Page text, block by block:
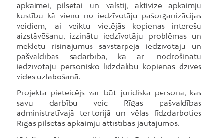
apkaimei, pilsētai un valstij, aktivizē apkaimju
kustību kā vienu no iedzīvotāju pašorganizācijas
veidiem, lai veiktu vietējās kopienas interešu
aizstāvēšanu, izzinātu iedzīvotāju problēmas un
meklētu risinājumus savstarpējā iedzīvotāju un
pašvaldības sadarbībā, kā arī nodrošinātu
iedzīvotāju personisko līdzdalību kopienas dzīves
vides uzlabošanā.
Projekta pieteicējs var būt juridiska persona, kas
savu darbību veic Rīgas pašvaldības
administratīvajā teritorijā un vēlas līdzdarboties
Rīgas pilsētas apkaimju attīstības jautājumos.